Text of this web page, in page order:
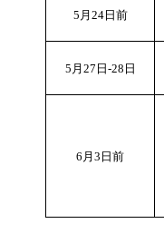
5 月 24日前
5 月 27 日 -28 日
6 月 3 日前